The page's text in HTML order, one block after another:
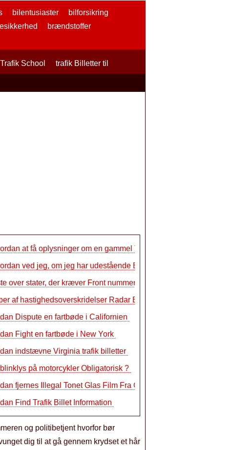
bilentusiaster
bilforsikring
brændstoffer
Trafik School trafik Billetter til
at få oplysninger om en gammel Trafi…
ved jeg, om jeg har udestående Bille…
over stater, der kræver Front nummerpl…
af hastighedsoverskridelser Radar Bruge…
Dispute en fartbøde i Californien
Fight en fartbøde i New York
indstævne Virginia trafik billetter
på motorcykler Obligatorisk ?
fjernes Illegal Tonet Glas Film Fra Ca…
Find Trafik Billet Information
og politibetjent hvorfor bør
dig til at gå gennem krydset et hår